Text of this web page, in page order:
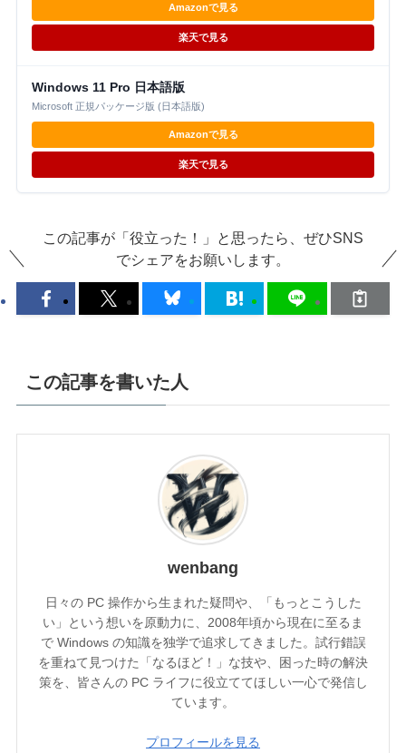
Amazonで見る
楽天で見る
Windows 11 Pro 日本語版
Microsoft 正規パッケージ版 (日本語版)
Amazonで見る
楽天で見る
この記事が「役立った！」と思ったら、ぜひSNS
でシェアをお願いします。
この記事を書いた人
wenbang
日々の PC 操作から生まれた疑問や、「もっとこうした
い」という想いを原動力に、2008年頃から現在に至るま
で Windows の知識を独学で追求してきました。試行錯誤
を重ねて見つけた「なるほど！」な技や、困った時の解決
策を、皆さんの PC ライフに役立ててほしい一心で発信し
ています。
プロフィールを見る